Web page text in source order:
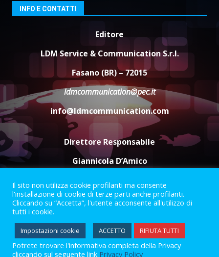
Serie D, l’Us Fasano è escluso
5 Agosto 2026 17:30
5
Truffatori in azione nelle
frazioni fasanesi
5 Agosto 2026 11:03
INFO E CONTATTI
Editore
LDM Service & Communication S.r.l.
Fasano (BR) – 72015
ldmcommunication@pec.it
info@ldmcommunication.com
Direttore Responsabile
Giannicola D’Amico
Termini e Condizioni
Privacy Policy
Informazioni Legali
Facebook
Instagram
Youtube
2023 © Gofasano|Powered byCreativestudio
Il sito non utilizza cookie profilanti ma consente
l'installazione di cookie di terze parti anche profilanti.
Cliccando su “Accetta”, l'utente acconsente all'utilizzo di
tutti i cookie.
Impostazioni cookie ACCETTO RIFIUTA TUTTI
Potrete trovare l'informativa completa della Privacy
cliccando sul seguente link Privacy Policy